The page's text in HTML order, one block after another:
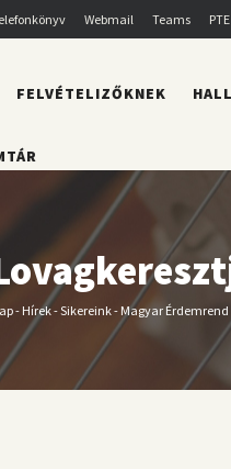
Webmail Teams PTE
FELVÉTELIZŐKNEK
- Hírek-Sikereink- Magyar